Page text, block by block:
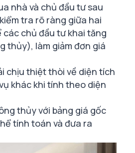
nhà và chủ đầu tư sau
tra rõ ràng giữa hai
chủ đầu tư khai tăng
thủy), làm giảm đơn giá
chịu thiệt thòi về diện tích
khác khi tính theo diện
thủy với bảng giá gốc
tính toán và đưa ra